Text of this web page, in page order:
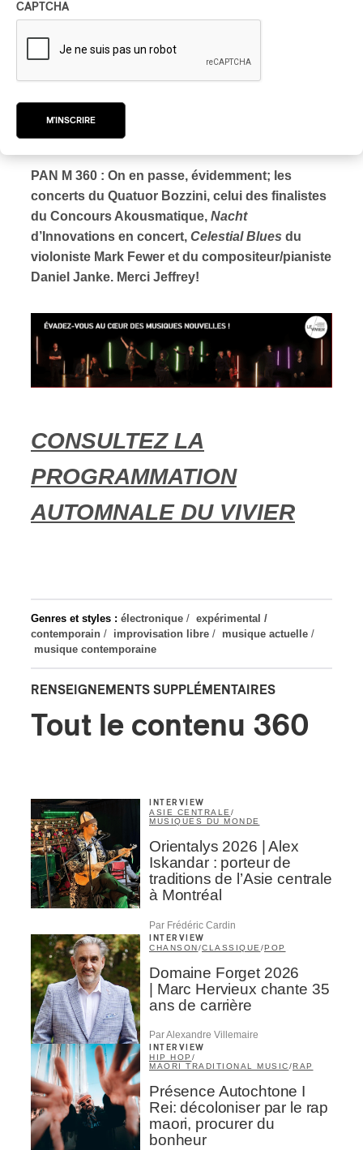
Genres et styles : électronique / expérimental /
contemporain / improvisation libre / musique actuelle /
musique contemporaine
RENSEIGNEMENTS SUPPLÉMENTAIRES
l’an dernier à cause de la pandémie. L’ensemble
Glovackyte (objets, éclairage et électronique) autour
de la thématique du recyclage; tout est fait à partir de
objets pour la création d’instruments avec lesquels
PAN M 360 : On en passe, évidemment; les
concerts du Quatuor Bozzini, celui des finalistes
du Concours Akousmatique, Nacht
d’Innovations en concert, Celestial Blues du
violoniste Mark Fewer et du compositeur/pianiste
Daniel Janke. Merci Jeffrey!
CONSULTEZ LA
PROGRAMMATION
AUTOMNALE DU VIVIER
Tout le contenu 360
INTERVIEW
ASIE CENTRALE/
MUSIQUES DU MONDE
Orientalys 2026 | Alex
Iskandar : porteur de
traditions de l’Asie centrale
à Montréal
Par Frédéric Cardin
INTERVIEW
CHANSON/CLASSIQUE /POP
Domaine Forget 2026
| Marc Hervieux chante 35
ans de carrière
Par Alexandre Villemaire
INTERVIEW
HIP HOP /
MAORI TRADITIONAL MUSIC/RAP
Présence Autochtone I
Rei: décoloniser par le rap
maori, procurer du
bonheur
CAPTCHA
M'INSCRIRE